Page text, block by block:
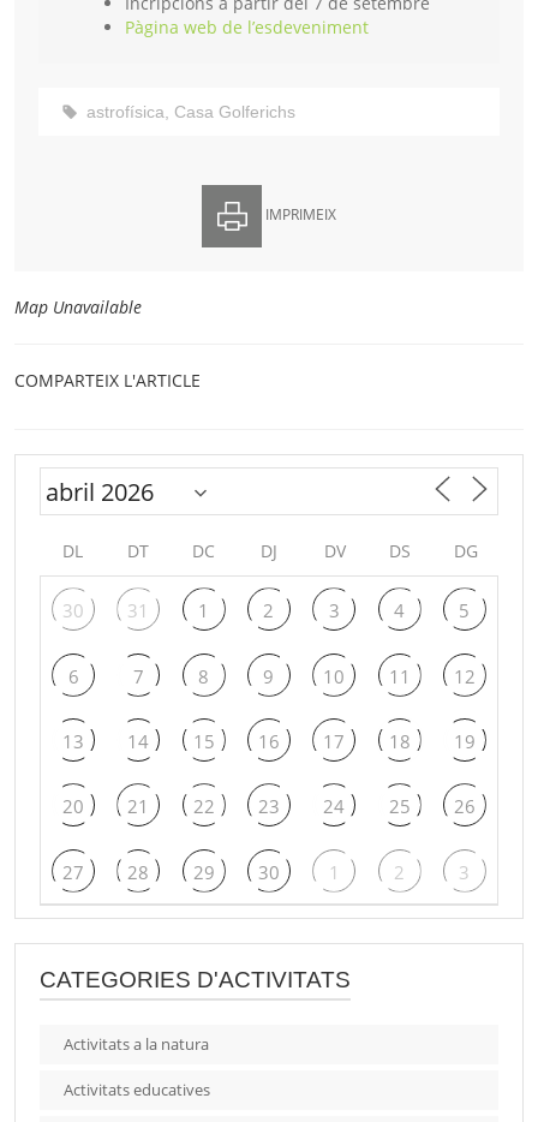
Pàgina web de l’esdeveniment
astrofísica, Casa Golferichs
IMPRIMEIX
Map Unavailable
COMPARTEIX L'ARTICLE
DL DT DC DJ DV DS DG
30 31 1 2 3 4 5
6 7 8 9 10 11 12
13 14 15 16 17 18 19
20 21 22 23 24 25 26
27 28 29 30 1 2 3
CATEGORIES D'ACTIVITATS
Activitats a la natura
Activitats educatives